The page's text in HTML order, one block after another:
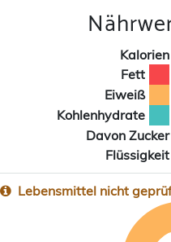
Kalorien
Fett
Eiweiß
Kohlenhydrate
Davon Zucker
Flüssigkeit
Lebensmittel nicht